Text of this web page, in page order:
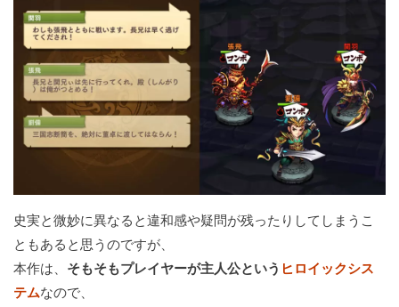
史実と微妙に異なると違和感や疑問が残ったりしてしまうこ
ともあると思うのですが、
本作は、 そもそもプレイヤーが主人公という ヒロイックシス
テムなので、